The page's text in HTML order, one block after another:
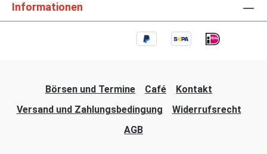
Informationen
Börsen und Termine Café
Kontakt
Versand und Zahlungsbedingung
Widerrufsrecht
AGB